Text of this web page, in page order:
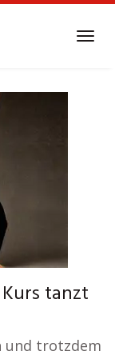
tanzt
und trotzdem